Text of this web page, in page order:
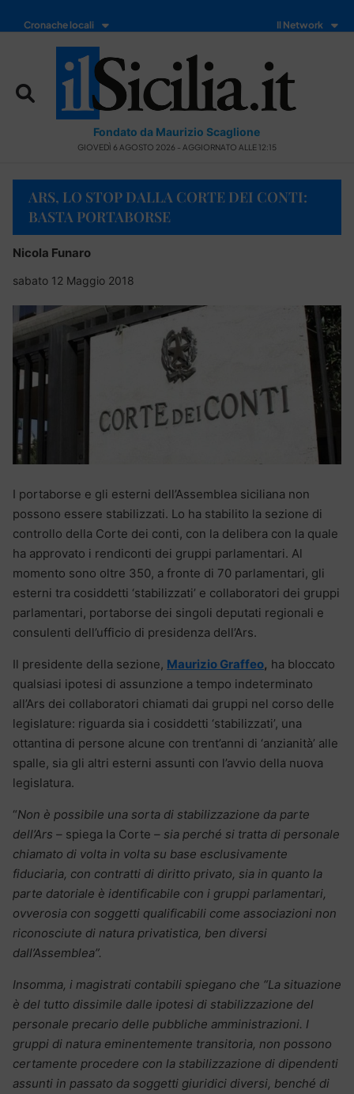
Cronache locali Il Network
Fondato da Maurizio Scaglione
GIOVEDÌ 6 AGOSTO 2026 - AGGIORNATO ALLE 12:15
ARS, LO STOP DALLA CORTE DEI CONTI:
BASTA PORTABORSE
Nicola Funaro
sabato 12 Maggio 2018
I portaborse e gli esterni dell’Assemblea siciliana non
possono essere stabilizzati. Lo ha stabilito la sezione di
controllo della Corte dei conti, con la delibera con la quale
ha approvato i rendiconti dei gruppi parlamentari. Al
momento sono oltre 350, a fronte di 70 parlamentari, gli
esterni tra cosiddetti ‘stabilizzati’ e collaboratori dei gruppi
parlamentari, portaborse dei singoli deputati regionali e
consulenti dell’ufficio di presidenza dell’Ars.
Il presidente della sezione, Maurizio Graffeo, ha bloccato
qualsiasi ipotesi di assunzione a tempo indeterminato
all’Ars dei collaboratori chiamati dai gruppi nel corso delle
legislature: riguarda sia i cosiddetti ‘stabilizzati’, una
ottantina di persone alcune con trent’anni di ‘anzianità’ alle
spalle, sia gli altri esterni assunti con l’avvio della nuova
legislatura.
“Non è possibile una sorta di stabilizzazione da parte
dell’Ars – spiega la Corte – sia perché si tratta di personale
chiamato di volta in volta su base esclusivamente
fiduciaria, con contratti di diritto privato, sia in quanto la
parte datoriale è identificabile con i gruppi parlamentari,
ovverosia con soggetti qualificabili come associazioni non
riconosciute di natura privatistica, ben diversi
dall’Assemblea”.
Insomma, i magistrati contabili spiegano che “La situazione
è del tutto dissimile dalle ipotesi di stabilizzazione del
personale precario delle pubbliche amministrazioni. I
gruppi di natura eminentemente transitoria, non possono
certamente procedere con la stabilizzazione di dipendenti
assunti in passato da soggetti giuridici diversi, benché di